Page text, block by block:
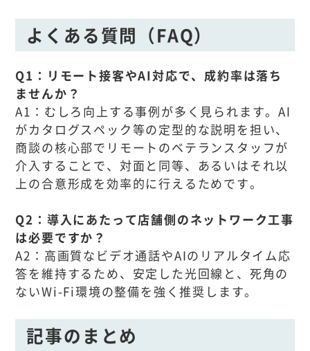
よくある質問（FAQ）
Q1：リモート接客やAI対応で、成約率は落ち
ませんか？
A1：むしろ向上する事例が多く見られます。AI
がカタログスペック等の定型的な説明を担い、
商談の核心部でリモートのベテランスタッフが
介入することで、対面と同等、あるいはそれ以
上の合意形成を効率的に行えるためです。
Q2：導入にあたって店舗側のネットワーク工事
は必要ですか？
A2：高画質なビデオ通話やAIのリアルタイム応
答を維持するため、安定した光回線と、死角の
ないWi-Fi環境の整備を強く推奨します。
記事のまとめ